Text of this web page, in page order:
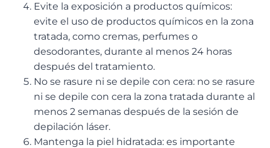
Evite la exposición a productos químicos:
evite el uso de productos químicos en la zona
tratada, como cremas, perfumes o
desodorantes, durante al menos 24 horas
después del tratamiento.
No se rasure ni se depile con cera: no se rasure
ni se depile con cera la zona tratada durante al
menos 2 semanas después de la sesión de
depilación láser.
Mantenga la piel hidratada: es importante